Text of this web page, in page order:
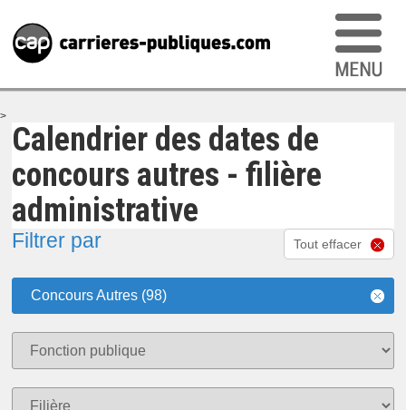
>
Calendrier des dates de
concours autres - filière
administrative
Filtrer par Tout effacer
Concours Autres (98)